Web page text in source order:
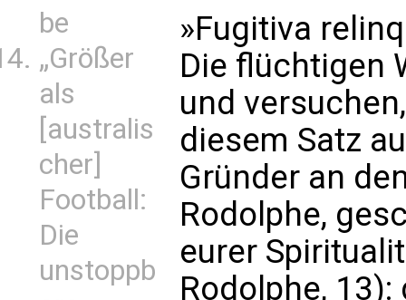
be
„Größer
als
[australis
cher]
Football:
Die
unstoppb
»Fugitiva
Die flüchtigen
und
diesem Satz
Gründer an
Rodolphe,
eurer
Rodolphe,